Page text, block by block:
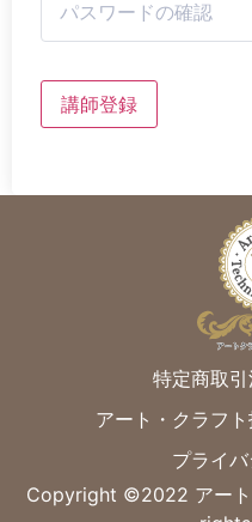
講師登録
特定商取
アート・クラフ
プライ
Copyright ©︎2022 アー